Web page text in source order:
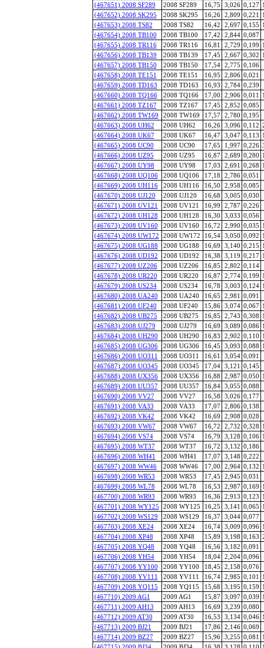
(467651) 2008 SF289
2008 SF289 16,75 3,026 0,127
(467652) 2008 SK295
2008 SK295 16,26 2,809 0,221
(467653) 2008 TS82
2008 TS82 16,42 2,697 0,155
(467654) 2008 TB100
2008 TB100 17,42 2,844 0,087
(467655) 2008 TR116
2008 TR116 16,81 2,729 0,199
(467656) 2008 TB139
2008 TB139 17,45 2,667 0,302
(467657) 2008 TB150
2008 TB150 17,54 2,775 0,106
(467658) 2008 TE151
2008 TE151 16,95 2,806 0,021
(467659) 2008 TD163
2008 TD163 16,93 2,784 0,239
(467660) 2008 TQ166
2008 TQ166 17,00 2,906 0,011
(467661) 2008 TZ167
2008 TZ167 17,45 2,852 0,085
(467662) 2008 TW169
2008 TW169 17,57 2,780 0,195
(467663) 2008 UH62
2008 UH62 16,26 3,096 0,112
(467664) 2008 UK67
2008 UK67 16,47 3,047 0,113
(467665) 2008 UC90
2008 UC90 17,65 1,997 0,226
(467666) 2008 UZ95
2008 UZ95 16,87 2,689 0,280
(467667) 2008 UY98
2008 UY98 17,03 2,691 0,268
(467668) 2008 UQ106
2008 UQ106 17,18 2,786 0,051
(467669) 2008 UH116
2008 UH116 16,50 2,958 0,085
(467670) 2008 UJ120
2008 UJ120 16,68 3,005 0,030
(467671) 2008 UV121
2008 UV121 16,99 2,787 0,226
(467672) 2008 UH128
2008 UH128 16,30 3,033 0,056
(467673) 2008 UV160
2008 UV160 16,72 2,990 0,035
(467674) 2008 UW172
2008 UW172 16,54 3,050 0,092
(467675) 2008 UG188
2008 UG188 16,69 3,140 0,215
(467676) 2008 UD192
2008 UD192 16,38 3,119 0,217
(467677) 2008 UZ206
2008 UZ206 16,85 2,802 0,114
(467678) 2008 UR220
2008 UR220 16,87 2,774 0,199
(467679) 2008 US234
2008 US234 16,78 3,003 0,124
(467680) 2008 UA240
2008 UA240 16,65 2,981 0,091
(467681) 2008 UF240
2008 UF240 15,86 3,074 0,067
(467682) 2008 UB275
2008 UB275 16,85 2,743 0,308
(467683) 2008 UJ279
2008 UJ279 16,69 3,089 0,086
(467684) 2008 UH290
2008 UH290 16,83 2,902 0,110
(467685) 2008 UG306
2008 UG306 16,45 3,093 0,088
(467686) 2008 UO311
2008 UO311 16,61 3,054 0,091
(467687) 2008 UO345
2008 UO345 17,04 3,121 0,145
(467688) 2008 UX356
2008 UX356 16,88 2,987 0,050
(467689) 2008 UU357
2008 UU357 16,84 3,055 0,088
(467690) 2008 VV27
2008 VV27 16,58 3,026 0,177
(467691) 2008 VA33
2008 VA33 17,07 2,806 0,138
(467692) 2008 VK42
2008 VK42 16,69 2,908 0,028
(467693) 2008 VW67
2008 VW67 16,72 2,732 0,328
(467694) 2008 VS74
2008 VS74 16,79 3,128 0,106
(467695) 2008 WT37
2008 WT37 16,72 3,132 0,186
(467696) 2008 WH41
2008 WH41 17,07 3,148 0,222
(467697) 2008 WW46
2008 WW46 17,00 2,964 0,132
(467698) 2008 WR53
2008 WR53 17,45 2,945 0,031
(467699) 2008 WL78
2008 WL78 16,53 2,987 0,169
(467700) 2008 WR93
2008 WR93 16,36 2,913 0,123
(467701) 2008 WY125
2008 WY125 16,25 3,141 0,065
(467702) 2008 WS129
2008 WS129 16,37 3,044 0,077
(467703) 2008 XE24
2008 XE24 16,74 3,009 0,096
(467704) 2008 XP48
2008 XP48 15,89 3,198 0,163
(467705) 2008 YQ48
2008 YQ48 16,56 3,182 0,091
(467706) 2008 YH54
2008 YH54 18,04 2,204 0,096
(467707) 2008 YY100
2008 YY100 18,45 2,158 0,076
(467708) 2008 YV111
2008 YV111 16,74 2,985 0,101
(467709) 2008 YQ115
2008 YQ115 15,68 3,195 0,159
(467710) 2009 AG1
2009 AG1 15,87 3,097 0,039
(467711) 2009 AH13
2009 AH13 16,69 3,239 0,080
(467712) 2009 AT30
2009 AT30 16,53 3,134 0,046
(467713) 2009 BJ21
2009 BJ21 17,86 2,146 0,069
(467714) 2009 BZ27
2009 BZ27 15,96 3,255 0,081